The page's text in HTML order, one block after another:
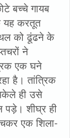
बच्चे गायब
यह करतूत
को ढूंढने के
ने
एक घने
है। तांत्रिक
ही उसे
शीघ्र ही
एक शिला-